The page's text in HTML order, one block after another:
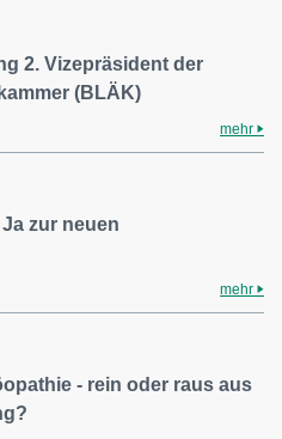
2. Vizepräsident der
(BLÄK)
mehr
zur neuen
mehr
- rein oder raus aus